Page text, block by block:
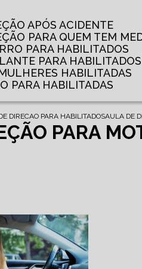
APÓS ACIDENTE
PARA QUEM TEM
PARA HABILITADOS
PARA HABILITADOS
HABILITADAS
PARA HABILITADAS
DIRECAO PARA HABILITADOSAULA DE
PARA